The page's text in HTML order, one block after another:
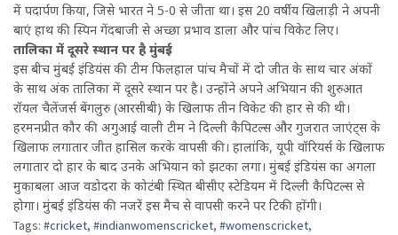
में पदार्पण किया, जिसे भारत ने 5-0 से जीता था। इस 20 वर्षीय खिलाड़ी ने अपनी
बाएं हाथ की स्पिन गेंदबाजी से अच्छा प्रभाव डाला और पांच विकेट लिए।
तालिका में दूसरे स्थान पर है मुंबई
इस बीच मुंबई इंडियंस की टीम फिलहाल पांच मैचों में दो जीत के साथ चार अंकों
के साथ अंक तालिका में दूसरे स्थान पर है। उन्होंने अपने अभियान की शुरुआत
रॉयल चैलेंजर्स बेंगलुरु (आरसीबी) के खिलाफ तीन विकेट की हार से की थी।
हरमनप्रीत कौर की अगुआई वाली टीम ने दिल्ली कैपिटल्स और गुजरात जाएंट्स के
खिलाफ लगातार जीत हासिल करके वापसी की। हालांकि, यूपी वॉरियर्स के खिलाफ
लगातार दो हार के बाद उनके अभियान को झटका लगा। मुंबई इंडियंस का अगला
मुकाबला आज वडोदरा के कोटंबी स्थित बीसीए स्टेडियम में दिल्ली कैपिटल्स से
होगा। मुंबई इंडियंस की नजरें इस मैच से वापसी करने पर टिकी होंगी।
Tags: #cricket, #indianwomenscricket, #womenscricket,